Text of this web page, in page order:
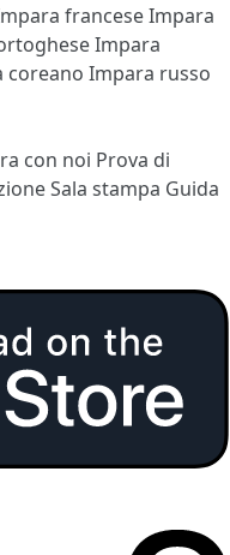
franceseImpara
Impara
coreano Impara russo
con noi Prova di
Sala stampa Guida